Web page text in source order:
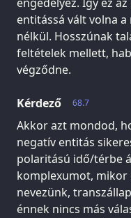
entitássá vált volna
nélkül. Hosszúnak
feltételek mellett,
végződne.
68.7
Kérdező
Akkor azt mondod,
negatív entitás
polaritású idő/térbe
komplexumot, mikor
nevezünk,
énnek nincs más